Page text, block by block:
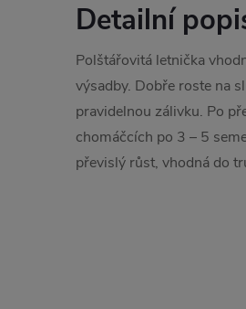
Detailní
Polštářovitá letnička
výsadby. Dobře roste na
pravidelnou zálivku. Po
chomáčcích po 3 – 5
převislý růst, vhodná do